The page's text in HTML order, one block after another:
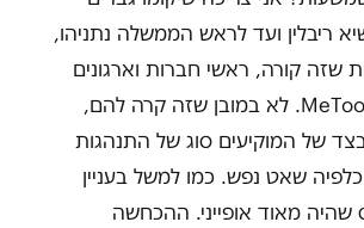
ריבלין ועד לראש הממשלה נתניהו,
שזה קורה, ראשי חברות וארגונים
ושהם גם יגידו MeToo. לא במובן שזה קרה להם,
של המוקיעים סוג של התנהגות
שאט נפש. כמו למשל בעניין
שהיה מאוד אופייני. ההכחשה